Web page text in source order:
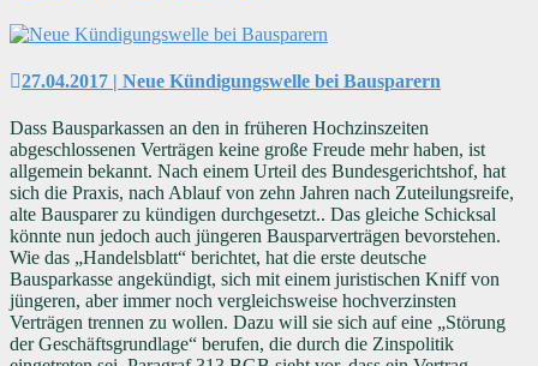
27.04.2017 | Neue Kündigungswelle bei Bausparern
Dass Bausparkassen an den in früheren Hochzinszeiten
abgeschlossenen Verträgen keine große Freude mehr haben, ist
allgemein bekannt. Nach einem Urteil des Bundesgerichtshof, hat
sich die Praxis, nach Ablauf von zehn Jahren nach Zuteilungsreife,
alte Bausparer zu kündigen durchgesetzt.. Das gleiche Schicksal
könnte nun jedoch auch jüngeren Bausparverträgen bevorstehen.
Wie das „Handelsblatt“ berichtet, hat die erste deutsche
Bausparkasse angekündigt, sich mit einem juristischen Kniff von
jüngeren, aber immer noch vergleichsweise hochverzinsten
Verträgen trennen zu wollen. Dazu will sie sich auf eine „Störung
der Geschäftsgrundlage“ berufen, die durch die Zinspolitik